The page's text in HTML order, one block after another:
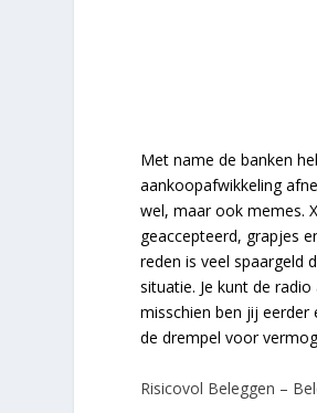
Met name de banken
aankoopafwikkeling
wel, maar ook memes.
geaccepteerd, grapjes
reden is veel spaargeld
situatie. Je kunt de
misschien ben jij
de drempel voor
Risicovol Beleggen –